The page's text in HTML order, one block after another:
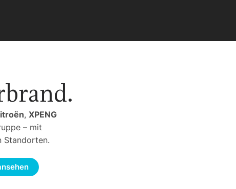
, XPENG
– mit
Standorten.